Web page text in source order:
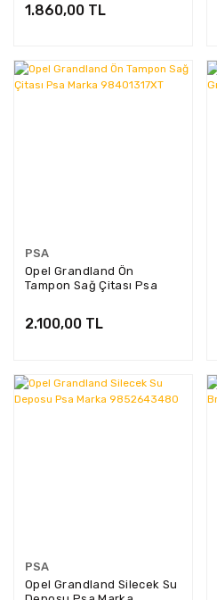
1.860,00 TL
PSA
Opel Grandland Ön
Tampon Sağ Çitası Psa
2.100,00 TL
PSA
Opel Grandland Silecek Su